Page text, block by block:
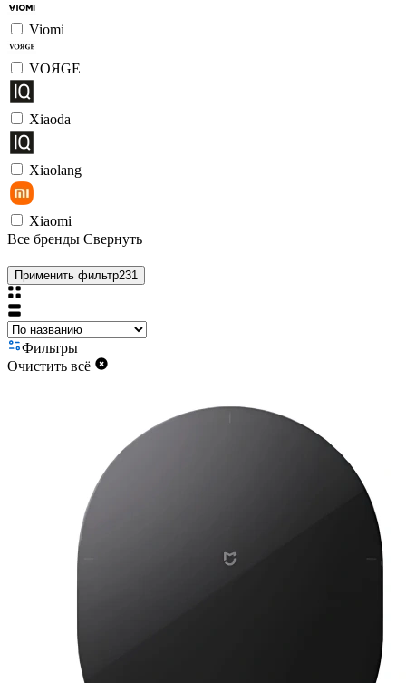
Viomi
VOЯGE
Xiaoda
Xiaolang
Xiaomi
Все бренды Свернуть
Применить фильтр231
Фильтры
Очистить всё